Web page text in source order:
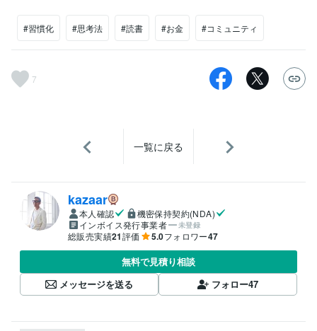
#習慣化 #思考法 #読書 #お金 #コミュニティ
7
一覧に戻る
kazaar
本人確認
機密保持契約(NDA)
インボイス発行事業者
未登録
総販売実績21評価 5.0フォロワー47
無料で見積り相談
メッセージを送る
フォロー47